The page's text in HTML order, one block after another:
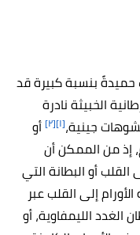
حميدةً بنسبة كبيرة قد
الخبيثة نادرة
جينية،[١] [٢]
أو
إذ من الممكن أن
أو البطانة التي
إلى القلب عبر
الليمفاوية، أو